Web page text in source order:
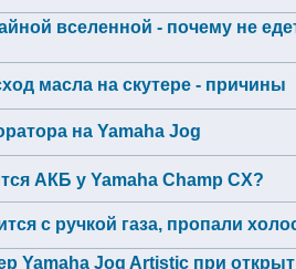
вселенной - почему не
масла на скутере - причины
на Yamaha Jog
АКБ у Yamaha Champ CX?
с ручкой газа, пропали
Yamaha Jog Artistic при